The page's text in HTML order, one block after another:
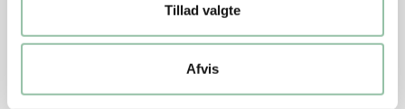
Tillad valgte
Afvis
bouillon og kokosmælk.
Skru ned til svag varme, læg låg på og lad retten
simre ca. 45 minutter.